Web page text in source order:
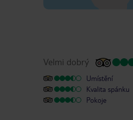
Velmi dobrý
Umístění
Kvalita spánku
Pokoje